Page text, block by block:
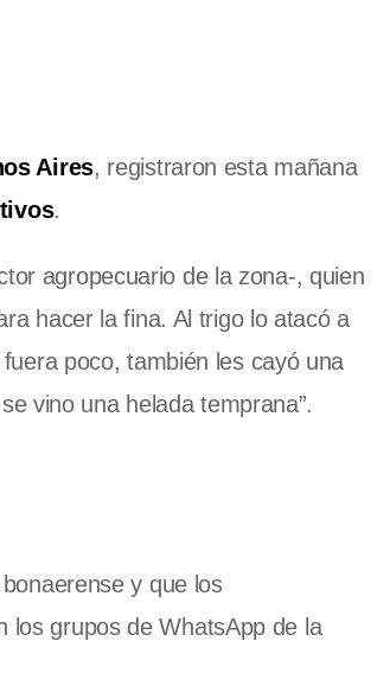
Aires, registraron esta mañana
.
agropecuario de la zona-, quien
hacer la fina. Al trigo lo atacó a
poco, también les cayó una
vino una helada temprana”.
y que los
los grupos de WhatsApp de la